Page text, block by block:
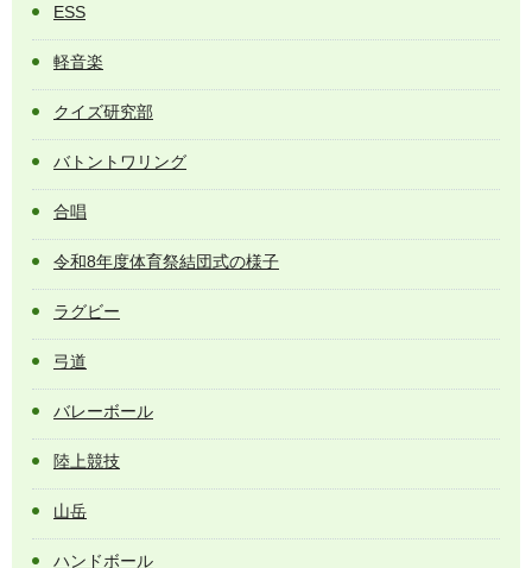
ESS
軽音楽
クイズ研究部
バトントワリング
合唱
令和8年度体育祭結団式の様子
ラグビー
弓道
バレーボール
陸上競技
山岳
ハンドボール